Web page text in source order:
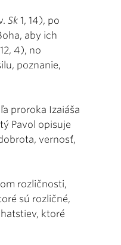
Sk 1, 14), po
aby ich
12, 4), no
poznanie,
proroka Izaiáša
Pavol opisuje
vernosť,
rozličnosti,
sú rozličné,
ktoré